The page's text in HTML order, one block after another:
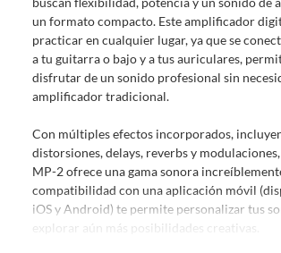
De uso personal.
En sodimac.cl te damos30 días desde que recibes
estar en perfecto estado, con todas sus etiquetas y
entregamos.
electrónica, por ejemplo, cupones de
para el computador.
Productos a pedido o confeccionados a
Productos que han sido informados como
reparados, abiertos, de segunda selección,
con alguna deficiencia, que sean comprados
un formato compacto. Este amplificador
practicar en cualquier lugar, ya que se
a tu guitarra o bajo y a tus auriculares,
disfrutar de un sonido profesional sin
amplificador tradicional.
Con múltiples efectos incorporados,
distorsiones, delays, reverbs y
MP-2 ofrece una gama sonora
compatibilidad con una aplicación móvil
iOS y Android) te permite personalizar tus
explorar aún más posibilidades creativas.